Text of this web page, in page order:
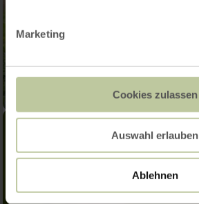
Marketing
Cookies zulassen
Auswahl erlauben
Ablehnen